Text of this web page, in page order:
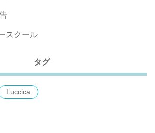
スクール
タグ
Luccica